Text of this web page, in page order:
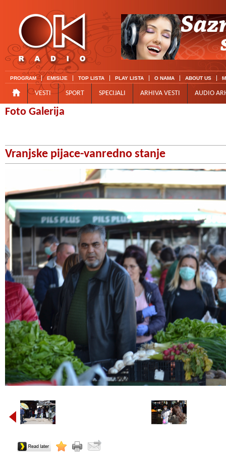
PROGRAM EMISIJE TOP LISTA PLAY LISTA O NAMA ABOUT US
VESTI SPORT SPECIJALI ARHIVA VESTI AUDIO
Foto Galerija
Vranjske pijace-vanredno stanje